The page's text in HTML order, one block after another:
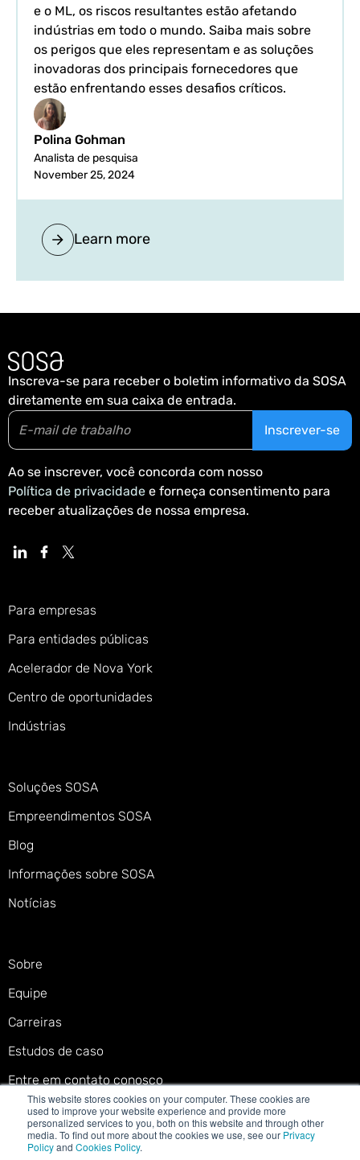
This website stores cookies on your computer. These cookies are
used to improve your website experience and provide more
personalized services to you, both on this website and through other
media. To find out more about the cookies we use, see our Privacy
Policyand Cookies Policy.
e o ML, os riscos resultantes estão afetando
indústrias em todo o mundo. Saiba mais sobre
os perigos que eles representam e as soluções
inovadoras dos principais fornecedores que
estão enfrentando esses desafios críticos.
Polina Gohman
Analista de pesquisa
November 25, 2024
Learn more
Inscreva-se para receber o boletim informativo da SOSA
diretamente em sua caixa de entrada.
Ao se inscrever, você concorda com nosso
Política de privacidade e forneça consentimento para
receber atualizações de nossa empresa.
Para empresas
Para entidades públicas
Acelerador de Nova York
Centro de oportunidades
Indústrias
Soluções SOSA
Empreendimentos SOSA
Blog
Informações sobre SOSA
Notícias
Sobre
Equipe
Carreiras
Estudos de caso
Entre em contato conosco